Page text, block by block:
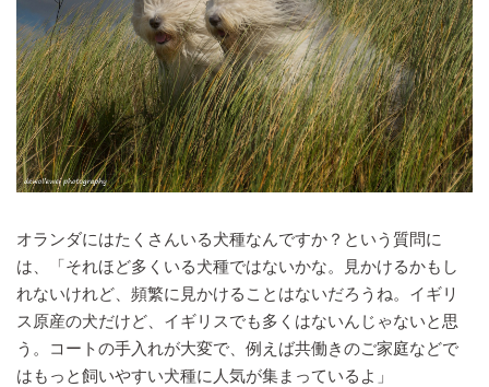
オランダにはたくさんいる犬種なんですか？という質問に
は、「それほど多くいる犬種ではないかな。見かけるかもし
れないけれど、頻繁に見かけることはないだろうね。イギリ
ス原産の犬だけど、イギリスでも多くはないんじゃないと思
う。コートの手入れが大変で、例えば共働きのご家庭などで
はもっと飼いやすい犬種に人気が集まっているよ」